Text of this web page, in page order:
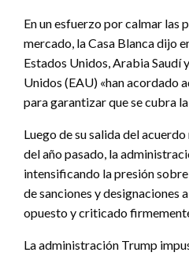
En un esfuerzo por calmar las
mercado, la Casa Blanca dijo
Estados Unidos, Arabia Saudí
Unidos (EAU) «han acordado
para garantizar que se cubra
Luego de su salida del
del año pasado, la
intensificando la presión
de sanciones y designaciones
opuesto y criticado
La administración Trump